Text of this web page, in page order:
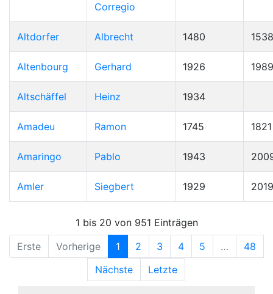
Corregio
Altdorfer Albrecht 1480 1538
Altenbourg Gerhard 1926 1989
Altschäffel Heinz 1934
Amadeu Ramon 1745 1821
Amaringo Pablo 1943
Amler Siegbert 1929 2019
1 bis 20 von 951 Einträgen
Erste
Vorherige 1 2 3 4 5 …
48
Nächste
Letzte